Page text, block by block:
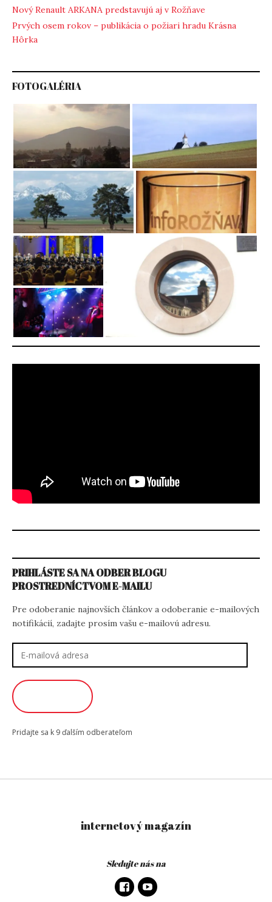
Nový Renault ARKANA predstavujú aj v Rožňave
Prvých osem rokov – publikácia o požiari hradu Krásna
Hôrka
FOTOGALÉRIA
PRIHLÁSTE SA NA ODBER BLOGU
PROSTREDNÍCTVOM E-MAILU
Pre odoberanie najnovších článkov a odoberanie e-mailových
notifikácií, zadajte prosím vašu e-mailovú adresu.
adresa
Pridajte sa k 9 ďalším odberateľom
internetový magazín
Sledujte nás na